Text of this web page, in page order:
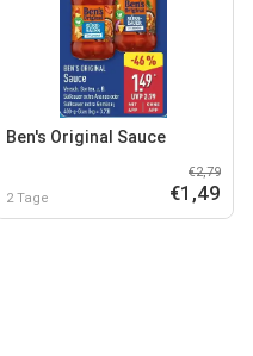
Ben's Original Sauce
2 Tage
€2,79
€1,49